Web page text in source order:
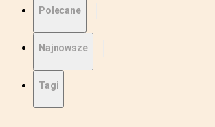
Polecane
Najnowsze
Tagi